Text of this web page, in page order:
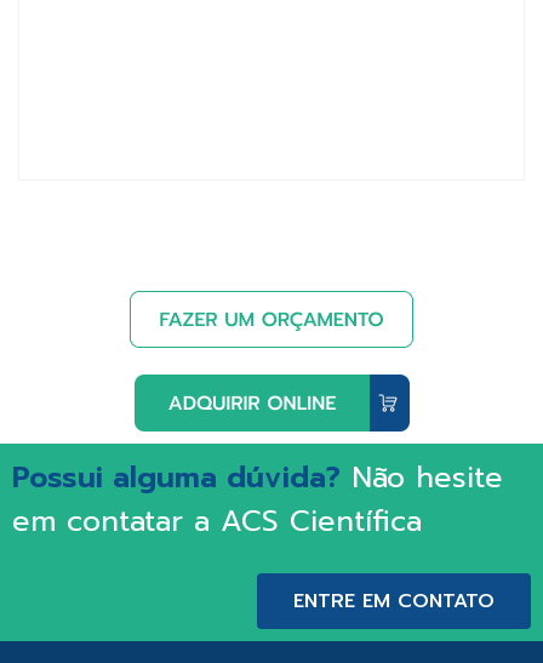
Possui alguma dúvida? Não hesite
em contatar a ACS Científica
ENTRE EM CONTATO